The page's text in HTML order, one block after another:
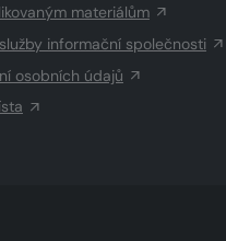
materiálům
informační společnosti
osobních údajů